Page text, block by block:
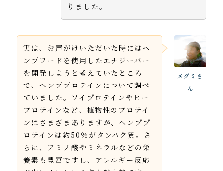
りました。
メグミ さ
ん
実は、お声がけいただいた時にはヘ
ンプフードを使用したエナジーバー
を開発しようと考えていたところ
で、ヘンププロテインについて調べ
ていました。ソイプロテインやピー
プロテインなど、植物性のプロテイ
ンはさまざまありますが、ヘンププ
ロテインは約50％がタンパク質。さ
らに、アミノ酸やミネラルなどの栄
養素も豊富ですし、アレルギー反応